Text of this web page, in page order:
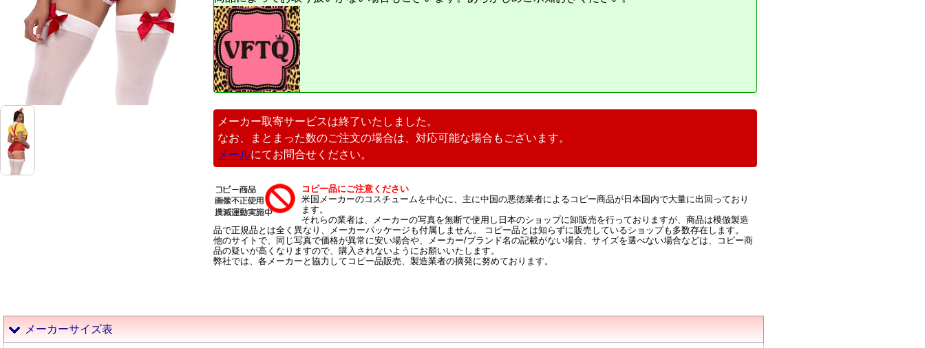
メーカー取寄サービスは終了いたしました。
なお、まとまった数のご注文の場合は、対応可能な場合もございます。
メールにてお問合せください。
コピー品にご注意ください
米国メーカーのコスチュームを中心に、主に中国の悪徳業者によるコピー商品が日本国内で大量に出回っており
ます。
それらの業者は、メーカーの写真を無断で使用し日本のショップに卸販売を行っておりますが、商品は模倣製造
品で正規品とは全く異なり、メーカーパッケージも付属しません。 コピー品とは知らずに販売しているショップも多数存在します。
他のサイトで、同じ写真で価格が異常に安い場合や、メーカー/ブランド名の記載がない場合、サイズを選べない場合などは、コピー商
品の疑いが高くなりますので、購入されないようにお願いいたします。
弊社では、各メーカーと協力してコピー品販売、製造業者の摘発に努めております。
メーカーサイズ表